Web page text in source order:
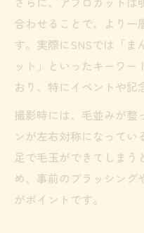
術
まんまるアフ
愛い理由
トリマーに伝える
ット
トイプードル
ポイント
合わせることで、より一
す。実際にSNSでは「ま
ット」といったキーワ
おり、特にイベントや記
撮影時には、毛並みが整
ンが左右対称になって
足で毛玉ができてしまう
め、事前のブラッシング
がポイントです。